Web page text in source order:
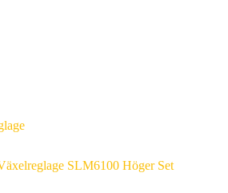
SLM6100 Höger Set